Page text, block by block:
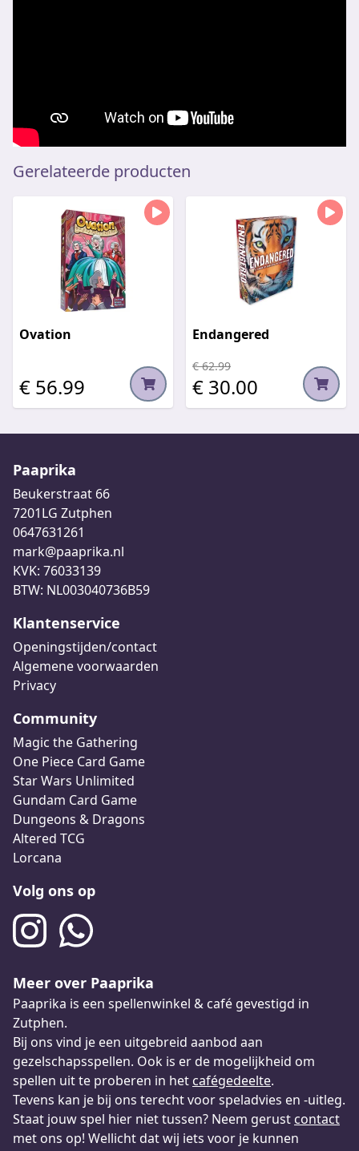
Gerelateerde producten
Ovation
€ 56.99
Endangered
€ 62.99
€ 30.00
Paaprika
Beukerstraat 66
7201LG Zutphen
0647631261
mark@paaprika.nl
KVK: 76033139
BTW: NL003040736B59
Klantenservice
Openingstijden/contact
Algemene voorwaarden
Privacy
Community
Magic the Gathering
One Piece Card Game
Star Wars Unlimited
Gundam Card Game
Dungeons & Dragons
Altered TCG
Lorcana
Volg ons op
Meer over Paaprika
Paaprika is een spellenwinkel & café gevestigd in
Zutphen.
Bij ons vind je een uitgebreid aanbod aan
gezelschapsspellen. Ook is er de mogelijkheid om
spellen uit te proberen in het cafégedeelte.
Tevens kan je bij ons terecht voor speladvies en -uitleg.
Staat jouw spel hier niet tussen? Neem gerust contact
met ons op! Wellicht dat wij iets voor je kunnen